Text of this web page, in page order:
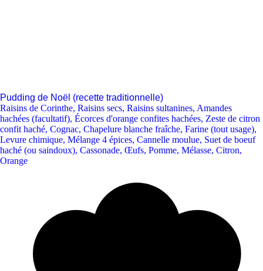
Pudding de Noël (recette traditionnelle)
Raisins de Corinthe, Raisins secs, Raisins sultanines, Amandes
hachées (facultatif), Écorces d'orange confites hachées, Zeste de citron
confit haché, Cognac, Chapelure blanche fraîche, Farine (tout usage),
Levure chimique, Mélange 4 épices, Cannelle moulue, Suet de boeuf
haché (ou saindoux), Cassonade, Œufs, Pomme, Mélasse, Citron,
Orange